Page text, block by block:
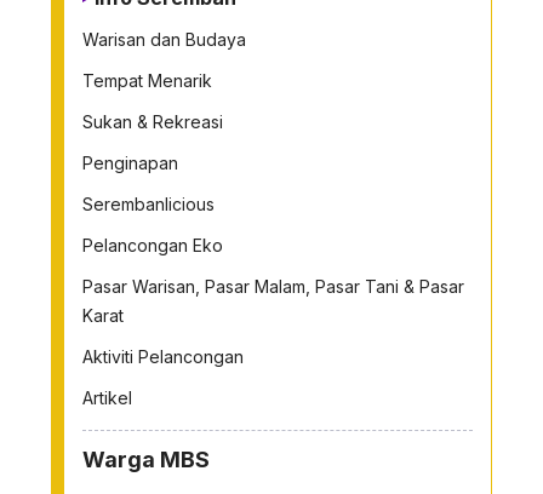
Warisan dan Budaya
Tempat Menarik
Sukan & Rekreasi
Penginapan
Serembanlicious
Pelancongan Eko
Pasar Warisan, Pasar Malam, Pasar Tani & Pasar
Karat
Aktiviti Pelancongan
Artikel
Warga MBS